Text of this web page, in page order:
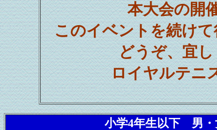
本大会の開
このイベントを続け
どうぞ、宜
ロイヤルテ
小学4年生以下 男・